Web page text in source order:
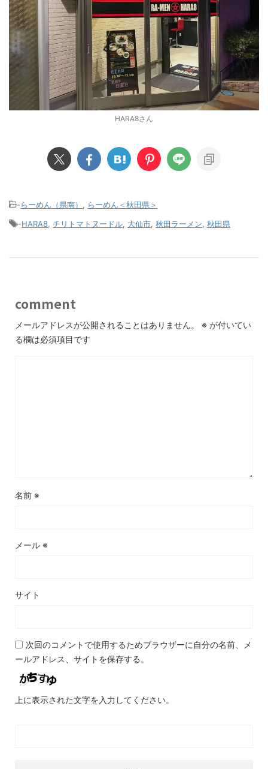
HARA8さん
-らーめん（県南）
らーめん＜秋田県＞
-HARA8 チリトマトヌードル 大仙市 秋田ラーメン 秋田県
comment
メールアドレスが公開されることはありません。 ※ が付いてい
る欄は必須項目です
名前 ※
メール ※
サイト
次回のコメントで使用するためブラウザーに自分の名前、メ
ールアドレス、サイトを保存する。
上に表示された文字を入力してください。